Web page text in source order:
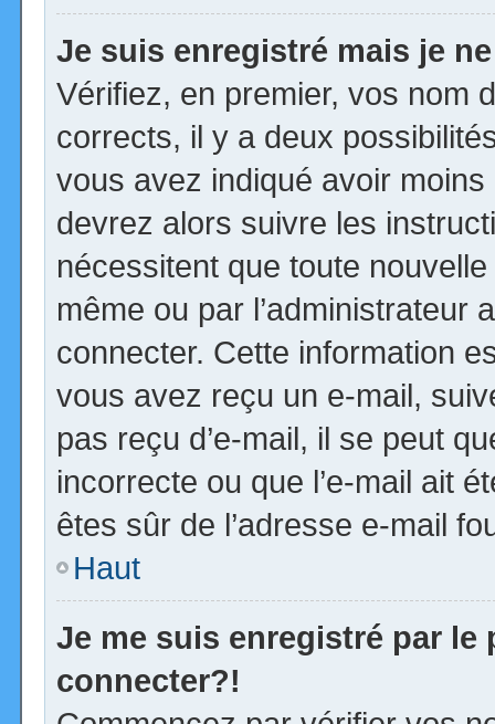
Je suis enregistré mais je
Vérifiez, en premier, vos nom
corrects, il y a deux
vous avez indiqué avoir
devrez alors suivre les
nécessitent que toute
même ou par l’administrateur
connecter. Cette information
vous avez reçu un e-mail,
pas reçu d’e-mail, il se peut
incorrecte ou que l’e-mail ait
êtes sûr de l’adresse e-mail
Haut
Je me suis enregistré par le
connecter?!